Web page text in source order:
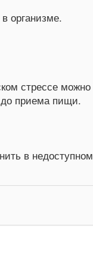
организме.
стрессе можно
до приема пищи.
в недоступном